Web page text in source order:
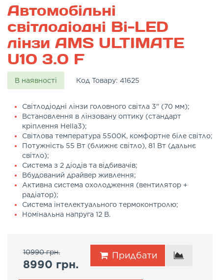
Автомобільні
світлодіодні Bi-LED
лінзи AMS ULTIMATE
U10 3.0 F
В наявності Код Товару: 41625
Світлодіодні лінзи головного світла 3" (70 мм);
Встановлення в лінзовану оптику (стандарт
кріплення Hella3);
Світлова температура 5500K, комфортне біле світло;
Потужність 55 Вт (ближнє світло), 81 Вт (дальнє
світло);
Система з 2 діодів та відбивачів;
Вбудований драйвер живлення;
Активна система охолодження (вентилятор +
радіатор);
Система інтелектуального термоконтролю;
Номінальна напруга 12 В.
10990 грн.
8990 грн.
Придбати